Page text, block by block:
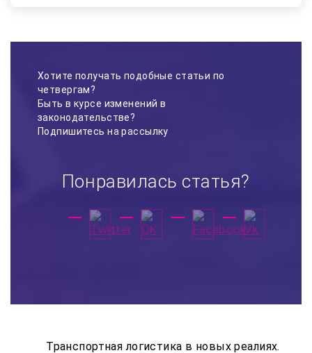
Понравилась статья?
Хотите получать подобные статьи по
четвергам?
Быть в курсе изменений в
законодательстве?
Подпишитесь на рассылку
Транспортная логистика в новых реалиях.